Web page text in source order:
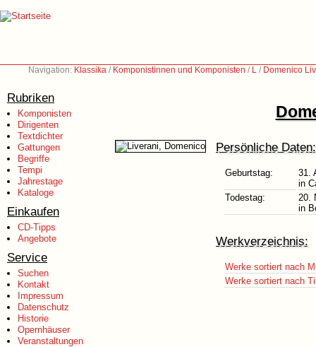
Navigation: Klassika / Komponistinnen und Komponisten / L / Domenico
Rubriken
Komponisten
Dirigenten
Textdichter
Gattungen
Begriffe
Tempi
Jahrestage
Kataloge
Einkaufen
CD-Tipps
Angebote
Service
Suchen
Kontakt
Impressum
Datenschutz
Historie
Opernhäuser
Veranstaltungen
Persönliche Daten:
Geburtstag:
31.
in
Todestag:
20.
in
Werkverzeichnis:
Werke sortiert nach
Werke sortiert nach